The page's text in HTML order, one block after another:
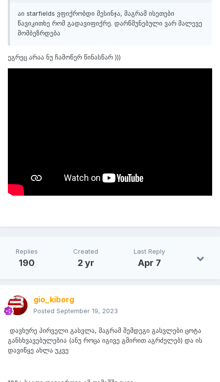
აი starfields ვფიქრობდი მესინჯა, მაგრამ ისეთები
წავიკითხე რომ გადავიფიქრე. დარწმუნებული ვარ მალევე
მომბეზრდება
ეგრეც არაა ნუ ჩამოწერ წინასწარ )))
Replies
190
Created
2 yr
Last Reply
Apr 7
gio_kiborg
Posted September 19, 2023
დავხურე პირველი გასვლა, მაგრამ შემდეგი გასვლები ცოტა
განსხვავებულებია (ანუ როცა იგივე გმირით აგრძელებ) და ის
დავიწყე ახლა უკვე